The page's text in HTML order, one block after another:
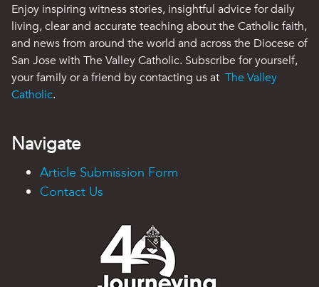
Enjoy inspiring witness stories, insightful advice for daily
living, clear and accurate teaching about the Catholic faith,
and news from around the world and across the Diocese of
San Jose with The Valley Catholic. Subscribe for yourself,
your family or a friend by contacting us at The Valley
Catholic.
Navigate
Article Submission Form
Contact Us